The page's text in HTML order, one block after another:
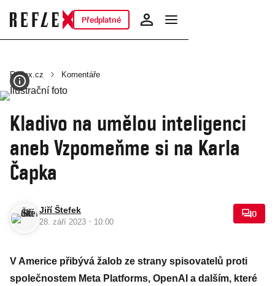
Předplatné
Reflex.cz Komentáře
Kladivo na umělou inteligenci
aneb Vzpomeňme si na Karla
Čapka
Jiří Štefek
28. září 2023 · 10:00
0
V Americe přibývá žalob ze strany spisovatelů proti
společnostem Meta Platforms, OpenAI a dalším, které